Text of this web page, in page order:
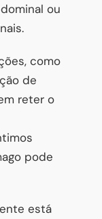
ou
como
de
reter o
pode
está